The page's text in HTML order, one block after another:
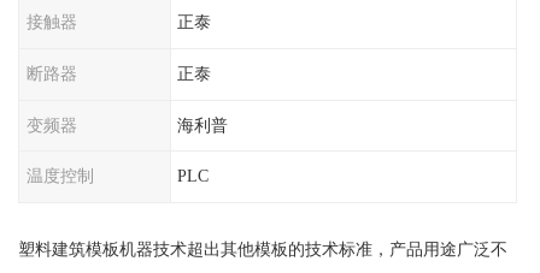
接触器 正泰
断路器 正泰
变频器 海利普
温度控制 PLC
塑料建筑模板机器技术超出其他模板的技术标准，产品用途广泛不